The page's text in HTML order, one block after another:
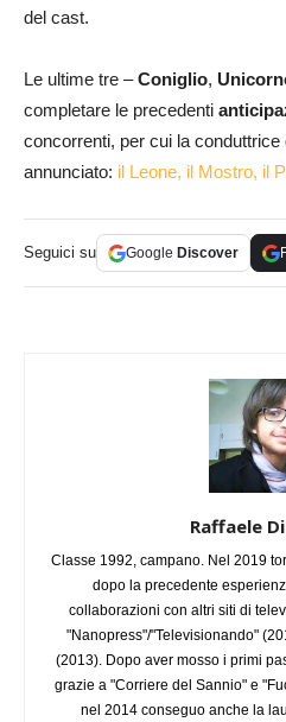
del cast.
Le ultime tre –Coniglio,
completare le precedenti
concorrenti, per cui la
annunciato: il Leone, il Mostro, il
Seguici su Google Discover
Raffaele
Classe 1992, campano. Nel 2019
dopo la precedente
collaborazioni con altri siti di
"Nanopress"/"Televisionando"
(2013). Dopo aver mosso i primi
grazie a "Corriere del Sannio" e
nel 2014 conseguo anche la